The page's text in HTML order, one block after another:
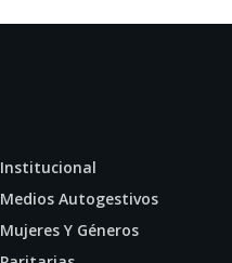
Institucional
Medios Autogestivos
Mujeres Y Géneros